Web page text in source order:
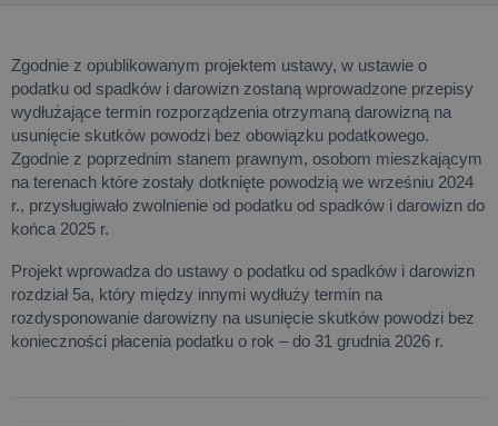
Zgodnie z opublikowanym projektem ustawy, w ustawie o
podatku od spadków i darowizn zostaną wprowadzone przepisy
wydłużające termin rozporządzenia otrzymaną darowizną na
usunięcie skutków powodzi bez obowiązku podatkowego.
Zgodnie z poprzednim stanem prawnym, osobom mieszkającym
na terenach które zostały dotknięte powodzią we wrześniu 2024
r., przysługiwało zwolnienie od podatku od spadków i darowizn do
końca 2025 r.
Projekt wprowadza do ustawy o podatku od spadków i darowizn
rozdział 5a, który między innymi wydłuży termin na
rozdysponowanie darowizny na usunięcie skutków powodzi bez
konieczności płacenia podatku o rok – do 31 grudnia 2026 r.